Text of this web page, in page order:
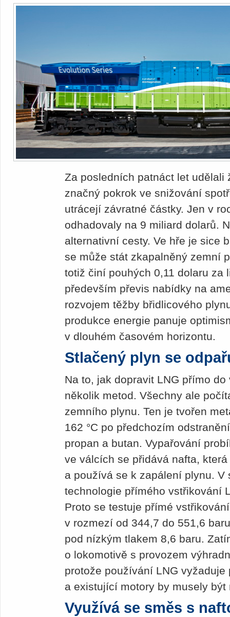
Za posledních patnáct let udělali
značný pokrok ve snižování
utrácejí závratné částky. Jen v
odhadovaly na 9 miliard dolarů.
alternativní cesty. Ve hře je sice
se může stát zkapalněný zemní
totiž činí pouhých 0,11 dolaru za
především převis nabídky na
rozvojem těžby břidlicového
produkce energie panuje
v dlouhém časovém horizontu.
Stlačený plyn se
Na to, jak dopravit LNG přímo
několik metod. Všechny ale
zemního plynu. Ten je tvořen
162 °C po předchozím
propan a butan. Vypařování
ve válcích se přidává nafta,
a používá se k zapálení plynu. V
technologie přímého vstřikování
Proto se testuje přímé
v rozmezí od 344,7 do 551,6
pod nízkým tlakem 8,6 baru.
o lokomotivě s provozem
protože používání LNG
a existující motory by musely
Využívá se směs s